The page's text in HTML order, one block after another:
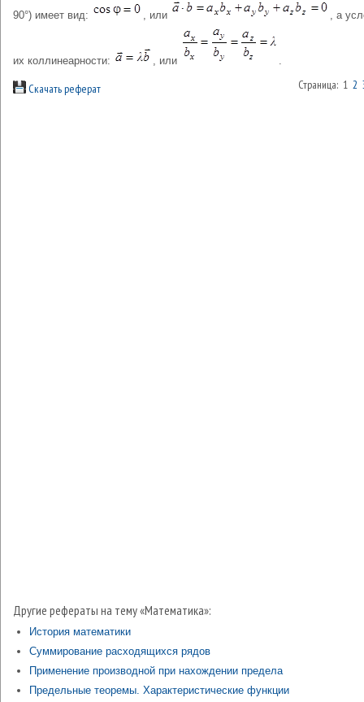
90°) имеет вид: , или , а
их коллинеарности: , или .
Скачать реферат Страница: 1 2
Другие рефераты на тему «Математика»:
История математики
Суммирование расходящихся рядов
Применение производной при нахождении предела
Предельные теоремы. Характеристические функции